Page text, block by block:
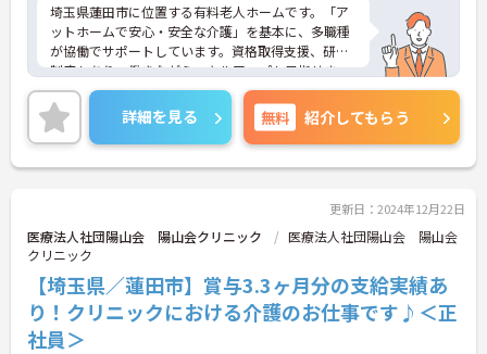
埼玉県蓮田市に位置する有料老人ホームです。「ア
ットホームで安心・安全な介護」を基本に、多職種
が協働でサポートしています。資格取得支援、研修
制度もあり、働きながらスキルアップも目指せま
す。ご興味のある方には、面接対策ポイントなど、
さらに詳細をお話しいたしますのでお気軽にご相談
ください！
詳細を見る 無料 紹介してもらう
更新日：2024年12月22日
医療法人社団陽山会 陽山会クリニック
医療法人社団陽山会 陽山会
クリニック
【埼玉県／蓮田市】賞与3.3ヶ月分の支給実績あ
り！クリニックにおける介護のお仕事です♪＜正
社員＞